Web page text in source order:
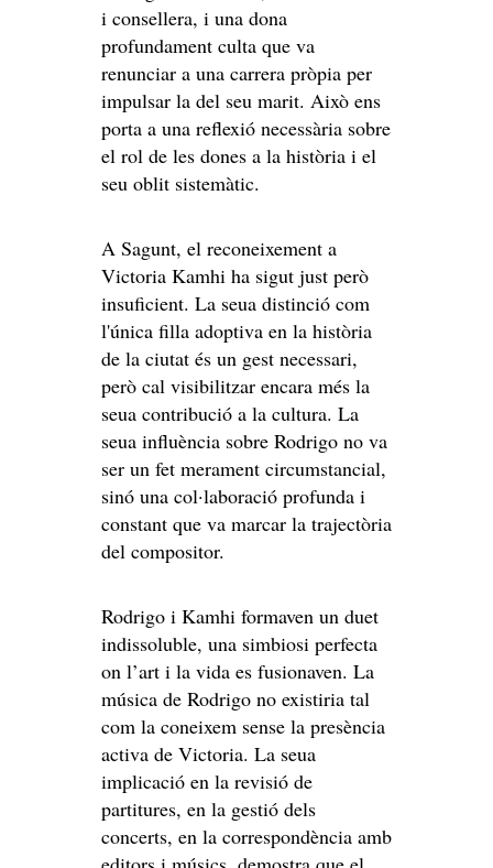
i consellera, i una dona
profundament culta que va
renunciar a una carrera pròpia per
impulsar la del seu marit. Això ens
porta a una reflexió necessària sobre
el rol de les dones a la història i el
seu oblit sistemàtic.
A Sagunt, el reconeixement a
Victoria Kamhi ha sigut just però
insuficient. La seua distinció com
l'única filla adoptiva en la història
de la ciutat és un gest necessari,
però cal visibilitzar encara més la
seua contribució a la cultura. La
seua influència sobre Rodrigo no va
ser un fet merament circumstancial,
sinó una col·laboració profunda i
constant que va marcar la trajectòria
del compositor.
Rodrigo i Kamhi formaven un duet
indissoluble, una simbiosi perfecta
on l’art i la vida es fusionaven. La
música de Rodrigo no existiria tal
com la coneixem sense la presència
activa de Victoria. La seua
implicació en la revisió de
partitures, en la gestió dels
concerts, en la correspondència amb